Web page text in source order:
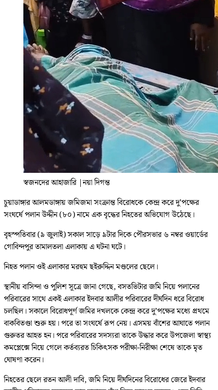
স্বজনদের আহাজারি |নয়া দিগন্ত
চুয়াডাঙ্গার আলমডাঙ্গায় জমিজমা সংক্রান্ত বিরোধকে কেন্দ্র করে দু’পক্ষের
সংঘর্ষে পলান উদ্দীন (৮০) নামে এক বৃদ্ধের নিহতের অভিযোগ উঠেছে।
বৃহস্পতিবার (৯ জুলাই) সকাল সাড়ে ৯টার দিকে পৌরসভার ৬ নম্বর ওয়ার্ডের
গোবিন্দপুর তামালতলা এলাকায় এ ঘটনা ঘটে।
নিহত পলান ওই এলাকার মরহুম ছইরুদ্দিন মণ্ডলের ছেলে।
স্থানীয় বাসিন্দা ও পুলিশ সূত্রে জানা গেছে, বসতভিটার জমি নিয়ে পলানের
পরিবারের সাথে একই এলাকার ইদবার আলীর পরিবারের দীর্ঘদিন ধরে বিরোধ
চলছিল। সকালে বিরোধপূর্ণ জমির দখলকে কেন্দ্র করে দু’পক্ষের মধ্যে প্রথমে
বাকবিতণ্ডা শুরু হয়। পরে তা সংঘর্ষে রূপ নেয়। এসময় বাঁশের আঘাতে পলান
গুরুতর আহত হন। পরে পরিবারের সদস্যরা তাকে উদ্ধার করে উপজেলা স্বাস্থ্য
কমপ্লেক্সে নিয়ে গেলে কর্তব্যরত চিকিৎসক পরীক্ষা-নিরীক্ষা শেষে তাকে মৃত
ঘোষণা করেন।
নিহতের ছেলে রতন আলী দাবি, জমি নিয়ে দীর্ঘদিনের বিরোধের জেরে ইদবার